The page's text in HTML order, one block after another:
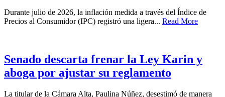
Durante julio de 2026, la inflación medida a través del Índice de
Precios al Consumidor (IPC) registró una ligera... Read More
Senado descarta frenar la Ley Karin y
aboga por ajustar su reglamento
La titular de la Cámara Alta, Paulina Núñez, desestimó de manera